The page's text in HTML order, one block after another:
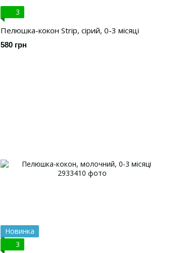
3
Пелюшка-кокон Strip, сірий, 0-3 місяці
580 грн
Новинка
3